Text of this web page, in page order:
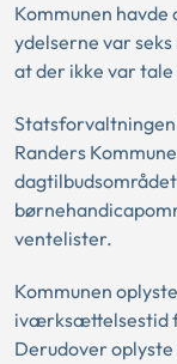
Kommunen
ydelserne var
at der ikke var
Randers
ventelister.
Kommunen
iværksættelsestid
Derudover